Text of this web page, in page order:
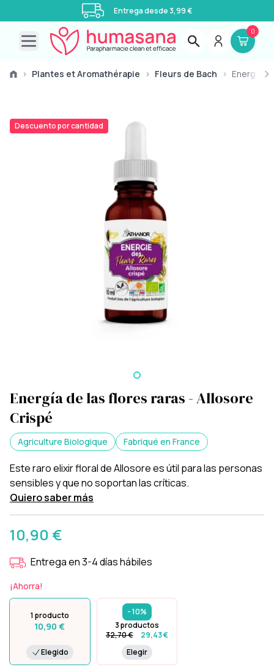
Entrega desde 3,99 €
Open main menu
0
› Plantes et Aromathérapie › Fleurs de Bach › Energía
Descuento por cantidad
Energía de las flores raras - Allosore
Crispé
Agriculture Biologique Fabriqué en France
Este raro elixir floral de Allosore es útil para las personas
sensibles y que no soportan las críticas.
Quiero saber más
10,90 €
Entrega en 3-4 días hábiles
¡Ahorra!
1 producto
10,90 €
Elegido
- 10%
3 productos
32,70 €
29,43 €
Elegir